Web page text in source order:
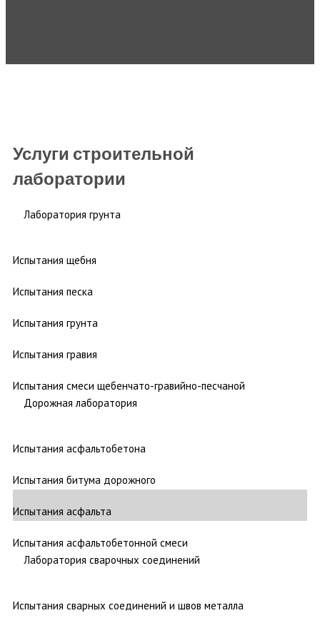
Услуги строительной
лаборатории
Лаборатория грунта
Испытания щебня
Испытания песка
Испытания грунта
Испытания гравия
Испытания смеси щебенчато-гравийно-песчаной
Дорожная лаборатория
Испытания асфальтобетона
Испытания битума дорожного
Испытания асфальта
Испытания асфальтобетонной смеси
Лаборатория сварочных соединений
Испытания сварных соединений и швов металла